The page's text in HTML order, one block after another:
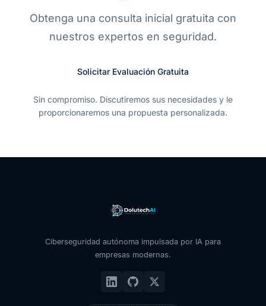
Obtenga una consulta inicial gratuita con
nuestros expertos en seguridad.
Solicitar Evaluación Gratuita
Sin compromiso. Discutiremos sus necesidades y le
proporcionaremos una propuesta personalizada.
Ciberseguridad autónoma impulsada por IA para
empresas modernas.